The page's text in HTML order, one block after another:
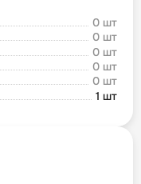
0 шт
0 шт
0 шт
0 шт
0 шт
1 шт